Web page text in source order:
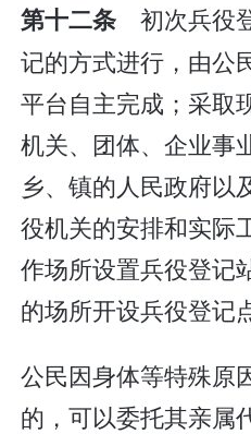
第十二条初次兵役
记的方式进行，由公
平台自主完成；采取
机关、团体、企业事
乡、镇的人民政府以
役机关的安排和实际
作场所设置兵役登记
的场所开设兵役登记
公民因身体等特殊原
的，可以委托其亲属